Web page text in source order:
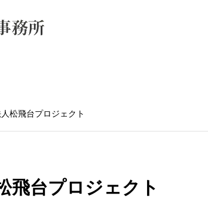
松飛台プロジェクト
飛台プロジェクト